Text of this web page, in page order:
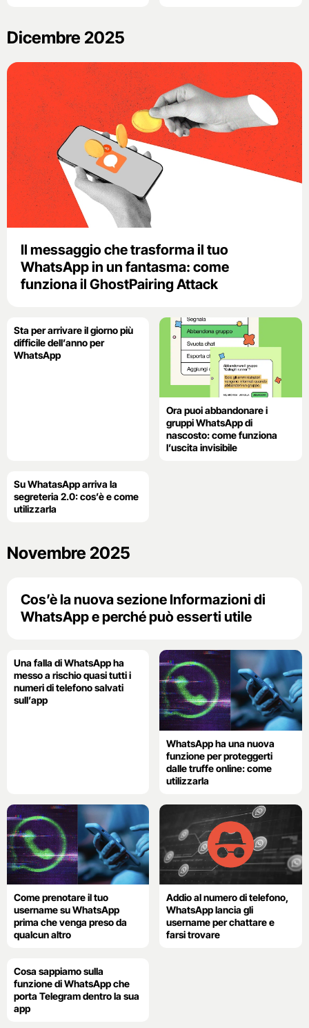
Dicembre 2025
Il messaggio che trasforma il tuo
WhatsApp in un fantasma: come
funziona il GhostPairing Attack
Sta per arrivare il giorno più
difficile dell’anno per
WhatsApp
Ora puoi abbandonare i
gruppi WhatsApp di
nascosto: come funziona
l’uscita invisibile
Su WhatasApp arriva la
segreteria 2.0: cos’è e come
utilizzarla
Novembre 2025
Cos’è la nuova sezione Informazioni di
WhatsApp e perché può esserti utile
Una falla di WhatsApp ha
messo a rischio quasi tutti i
numeri di telefono salvati
sull’app
WhatsApp ha una nuova
funzione per proteggerti
dalle truffe online: come
utilizzarla
Come prenotare il tuo
username su WhatsApp
prima che venga preso da
qualcun altro
Addio al numero di telefono,
WhatsApp lancia gli
username per chattare e
farsi trovare
Cosa sappiamo sulla
funzione di WhatsApp che
porta Telegram dentro la sua
app